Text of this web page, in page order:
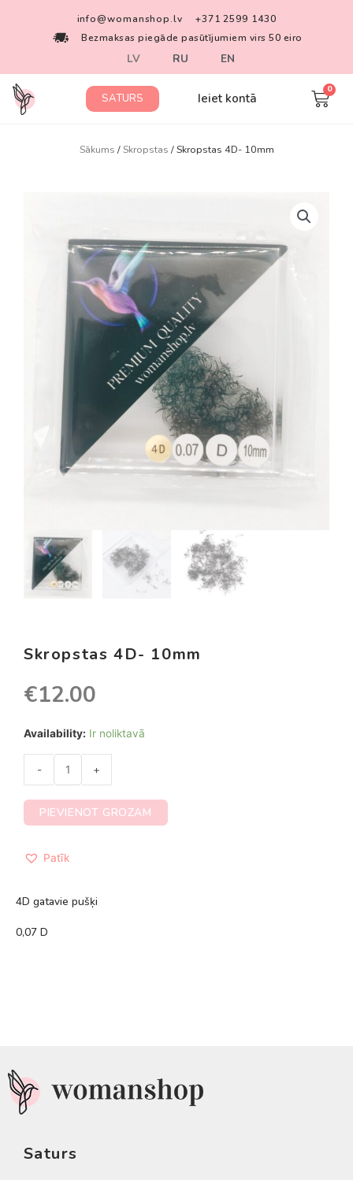
info@womanshop.lv
+371 2599 1430
Bezmaksas piegāde pasūtījumiem virs 50 eiro
LV RU EN
SATURS Ieiet kontā
Sākums /Skropstas / Skropstas 4D- 10mm
Skropstas 4D- 10mm
€12.00
Availability: Ir noliktavā
- +
PIEVIENOT GROZAM
Patīk
4D gatavie pušķi
0,07 D
Saturs